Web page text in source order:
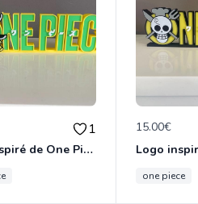
1
Logo inspiré de One Piece - Zoro
15.00€
one piece